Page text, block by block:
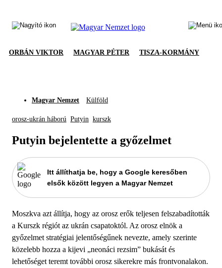
ORBÁN VIKTOR MAGYAR PÉTER TISZA-KORMÁNY
Magyar Nemzet Külföld
orosz-ukrán háború Putyin kurszk
Putyin bejelentette a győzelmet
Itt állíthatja be, hogy a Google keresőben
elsők között legyen a Magyar Nemzet
Moszkva azt állítja, hogy az orosz erők teljesen felszabadították
a Kurszk régiót az ukrán csapatoktól. Az orosz elnök a
győzelmet stratégiai jelentőségűnek nevezte, amely szerinte
közelebb hozza a kijevi „neonáci rezsim” bukását és
lehetőséget teremt további orosz sikerekre más frontvonalakon.